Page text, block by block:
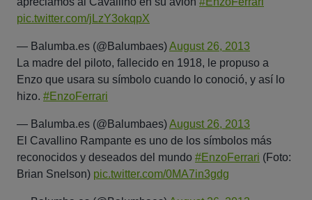
pic.twitter.com/jLzY3okqpX
— Balumba.es (@Balumbaes)August 26, 2013
La madre del piloto, fallecido en 1918, le propuso a
Enzo que usara su símbolo cuando lo conoció, y así lo
hizo. #EnzoFerrari
— Balumba.es (@Balumbaes)August 26, 2013
El Cavallino Rampante es uno de los símbolos más
reconocidos y deseados del mundo #EnzoFerrari (Foto:
Brian Snelson) pic.twitter.com/0MA7in3gdg